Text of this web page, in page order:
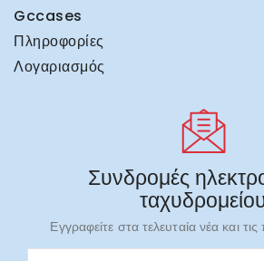
Gccases
Πληροφορίες
Λογαριασμός
Συνδρομές
Εγγραφείτε στα τελευταία νέα και